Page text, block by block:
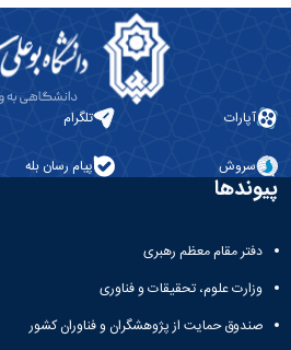
آپارات تلگرام
سروش پیام رسان بله
پیوندها
دفتر مقام معظم رهبری
وزارت علوم، تحقیقات و فناوری
صندوق حمایت از پژوهشگران و فناوران کشور